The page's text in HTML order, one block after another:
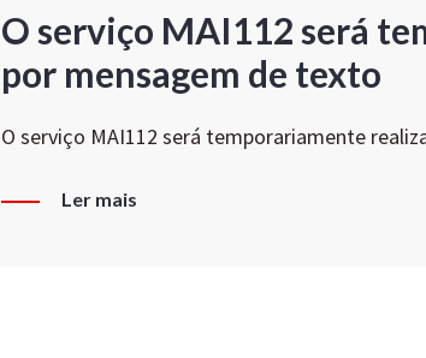
O serviço MAI112 será
por mensagem de texto
O serviço MAI112 será temporariamente
Ler mais